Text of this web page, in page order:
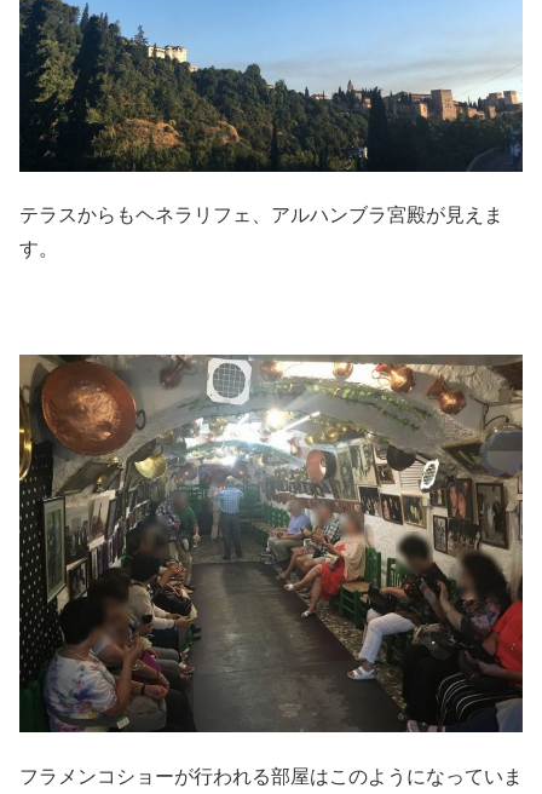
テラスからもヘネラリフェ、アルハンブラ宮殿が見えま
す。
フラメンコショーが行われる部屋はこのようになっていま